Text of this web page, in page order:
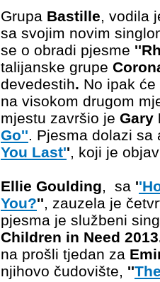
Grupa Bastille, vodila
sa svojim novim
se o obradi pjesme
talijanske grupe
devedestih. No ipak
na visokom drugom
mjestu završio je Gary
Go''. Pjesma dolazi
You Last'', koji je
Ellie Goulding, sa '
You?'', zauzela je
pjesma je službeni
Children in Need
na prošli tjedan za
njihovo čudovište, ''